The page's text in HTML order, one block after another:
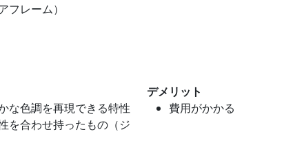
フレーム）
な色調を再現できる特性
を合わせ持ったもの（ジ
デメリット
費用がかかる